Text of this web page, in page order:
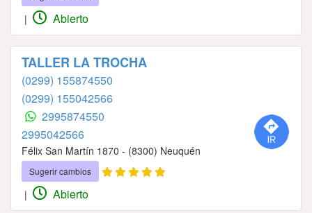
| Abierto
TALLER LA TROCHA
(0299) 155874550
(0299) 155042566
2995874550
2995042566
Félix San Martín 1870 - (8300) Neuquén
Sugerir cambios
| Abierto